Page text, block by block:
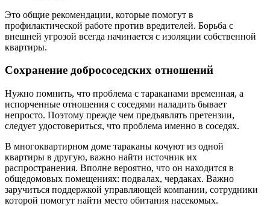
Это общие рекомендации, которые помогут в
профилактической работе против вредителей. Борьба с
внешней угрозой всегда начинается с изоляции собственной
квартиры.
Сохранение добрососедских отношений
Нужно помнить, что проблема с тараканами временная, а
испорченные отношения с соседями наладить бывает
непросто. Поэтому прежде чем предъявлять претензии,
следует удостовериться, что проблема именно в соседях.
В многоквартирном доме тараканы кочуют из одной
квартиры в другую, важно найти источник их
распространения. Вполне вероятно, что он находится в
общедомовых помещениях: подвалах, чердаках. Важно
заручиться поддержкой управляющей компании, сотрудники
которой помогут найти место обитания насекомых.